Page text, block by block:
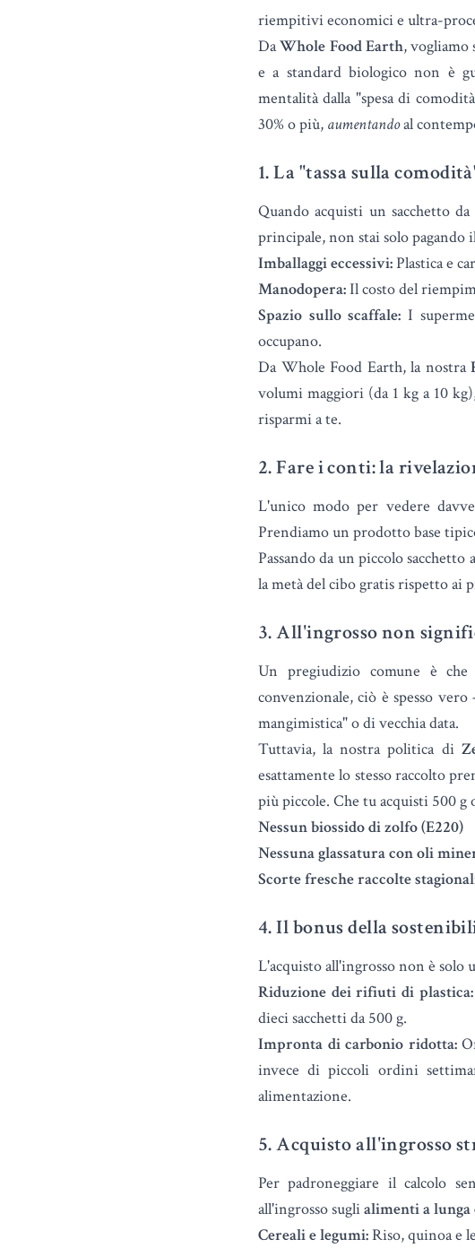
riempitivi economici e ultra-
DaWhole Food Earth,vogliamo
e a standard biologico non è
mentalità dalla "spesa di
30% o più, aumentandoal
1. La "tassa sulla
Quando acquisti un sacchetto
principale, non stai solo pagando
Imballaggi eccessivi:Plastica e
Manodopera:Il costo del
Spazio sullo scaffale: I
occupano.
Da Whole Food Earth, la nostra
volumi maggiori (da 1 kg a 10
risparmi a te.
2. Fare i conti: la
L'unico modo per vedere
Prendiamo un prodotto base
Passando da un piccolo
la metà del cibo gratis rispetto ai
3. All'ingrosso non
Un pregiudizio comune è
convenzionale, ciò è spesso
mangimistica" o di vecchia data.
Tuttavia, la nostra politica di
esattamente lo stesso raccolto
più piccole. Che tu acquisti 500
Nessun biossido di zolfo (E220)
Nessuna glassatura con oli
Scorte fresche raccolte
4. Il bonus della
L'acquisto all'ingrosso non è solo
Riduzione dei rifiuti di plastica:
dieci sacchetti da 500 g.
Impronta di carbonio ridotta:
invece di piccoli ordini
alimentazione.
5. Acquisto all'ingrosso
Per padroneggiare il calcolo
all'ingrosso suglialimenti a lunga
Cereali e legumi:Riso, quinoa e